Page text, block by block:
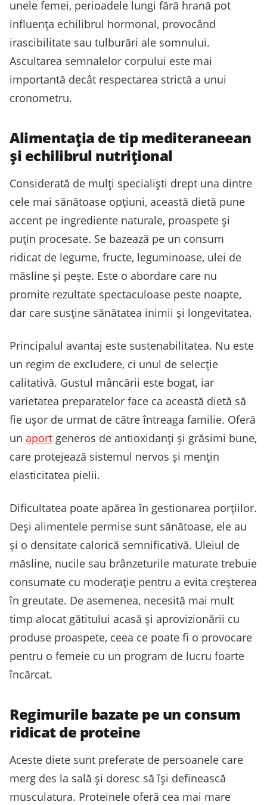
unele femei, perioadele lungi fără hrană pot
influența echilibrul hormonal, provocând
irascibilitate sau tulburări ale somnului.
Ascultarea semnalelor corpului este mai
importantă decât respectarea strictă a unui
cronometru.
Alimentația de tip mediteraneean
și echilibrul nutrițional
Considerată de mulți specialiști drept una dintre
cele mai sănătoase opțiuni, această dietă pune
accent pe ingrediente naturale, proaspete și
puțin procesate. Se bazează pe un consum
ridicat de legume, fructe, leguminoase, ulei de
măsline și pește. Este o abordare care nu
promite rezultate spectaculoase peste noapte,
dar care susține sănătatea inimii și longevitatea.
Principalul avantaj este sustenabilitatea. Nu este
un regim de excludere, ci unul de selecție
calitativă. Gustul mâncării este bogat, iar
varietatea preparatelor face ca această dietă să
fie ușor de urmat de către întreaga familie. Oferă
un aport generos de antioxidanți și grăsimi bune,
care protejează sistemul nervos și mențin
elasticitatea pielii.
Dificultatea poate apărea în gestionarea porțiilor.
Deși alimentele permise sunt sănătoase, ele au
și o densitate calorică semnificativă. Uleiul de
măsline, nucile sau brânzeturile maturate trebuie
consumate cu moderație pentru a evita creșterea
în greutate. De asemenea, necesită mai mult
timp alocat gătitului acasă și aprovizionării cu
produse proaspete, ceea ce poate fi o provocare
pentru o femeie cu un program de lucru foarte
încărcat.
Regimurile bazate pe un consum
ridicat de proteine
Aceste diete sunt preferate de persoanele care
merg des la sală și doresc să își definească
musculatura. Proteinele oferă cea mai mare